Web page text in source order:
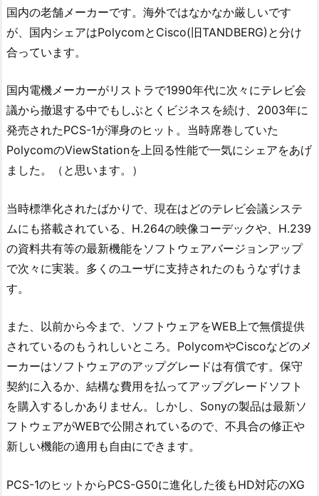
国内の老舗メーカーです。海外ではなかなか厳しいです
が、国内シェアはPolycomとCisco(旧TANDBERG)と分け
合っています。
国内電機メーカーがリストラで1990年代に次々にテレビ会
議から撤退する中でもしぶとくビジネスを続け、2003年に
発売されたPCS-1が渾身のヒット。当時席巻していた
PolycomのViewStationを上回る性能で一気にシェアをあげ
ました。（と思います。）
当時標準化されたばかりで、現在はどのテレビ会議システ
ムにも搭載されている、H.264の映像コーデックや、H.239
の資料共有等の最新機能をソフトウェアバージョンアップ
で次々に実装。多くのユーザに支持されたのもうなずけま
す。
また、以前から今まで、ソフトウェアをWEB上で無償提供
されているのもうれしいところ。PolycomやCiscoなどのメ
ーカーはソフトウェアのアップグレードは有償です。保守
契約に入るか、結構な費用を払ってアップグレードソフト
を購入するしかありません。しかし、Sonyの製品は最新ソ
フトウェアがWEBで公開されているので、不具合の修正や
新しい機能の適用も自由にできます。
PCS-1のヒットからPCS-G50に進化した後もHD対応のXG